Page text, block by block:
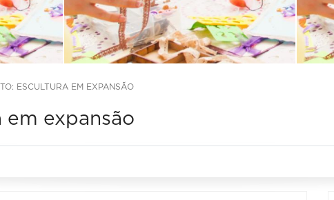
ESCULTURA EM EXPANSÃO
expansão